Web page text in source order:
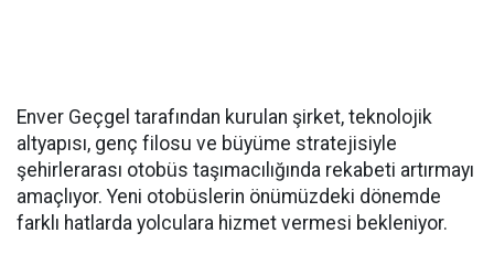
Enver Geçgel tarafından kurulan şirket, teknolojik
altyapısı, genç filosu ve büyüme stratejisiyle
şehirlerarası otobüs taşımacılığında rekabeti artırmayı
amaçlıyor. Yeni otobüslerin önümüzdeki dönemde
farklı hatlarda yolculara hizmet vermesi bekleniyor.